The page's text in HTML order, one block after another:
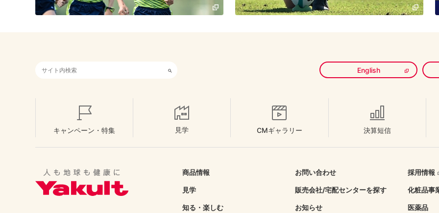
検索キーワード入力
English
キャンペーン・特集 見学 CMギャラリー 決算短信
商品情報
見学
知る・楽しむ
お問い合わせ
販売会社/宅配センターを探す
お知らせ
採用情報
化粧品事
医薬品